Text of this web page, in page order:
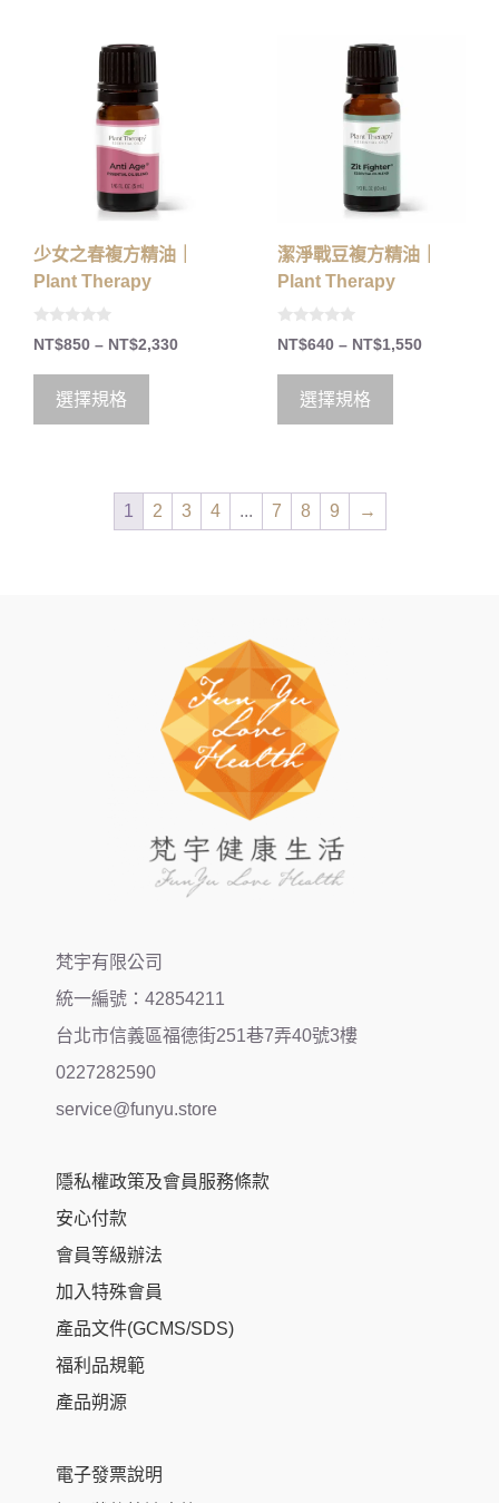
少女之春複方精油｜
Plant Therapy
0
o
5
NT$850 – NT$2,330
選擇規格
潔淨戰豆複方精油｜
Plant Therapy
0
o
5
NT$640 – NT$1,550
選擇規格
1 2 3 4 ... 7 8 9 →
梵宇有限公司
統一編號：42854211
台北市信義區福德街251巷7弄40號3樓
0227282590
service@funyu.store
隱私權政策及會員服務條款
安心付款
會員等級辦法
加入特殊會員
產品文件(GCMS/SDS)
福利品規範
產品朔源
電子發票說明